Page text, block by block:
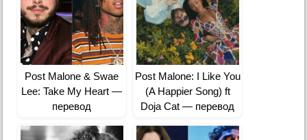
Post Malone & Swae
Lee: Take My Heart —
перевод
Post Malone: I Like You
(A Happier Song) ft
Doja Cat — перевод